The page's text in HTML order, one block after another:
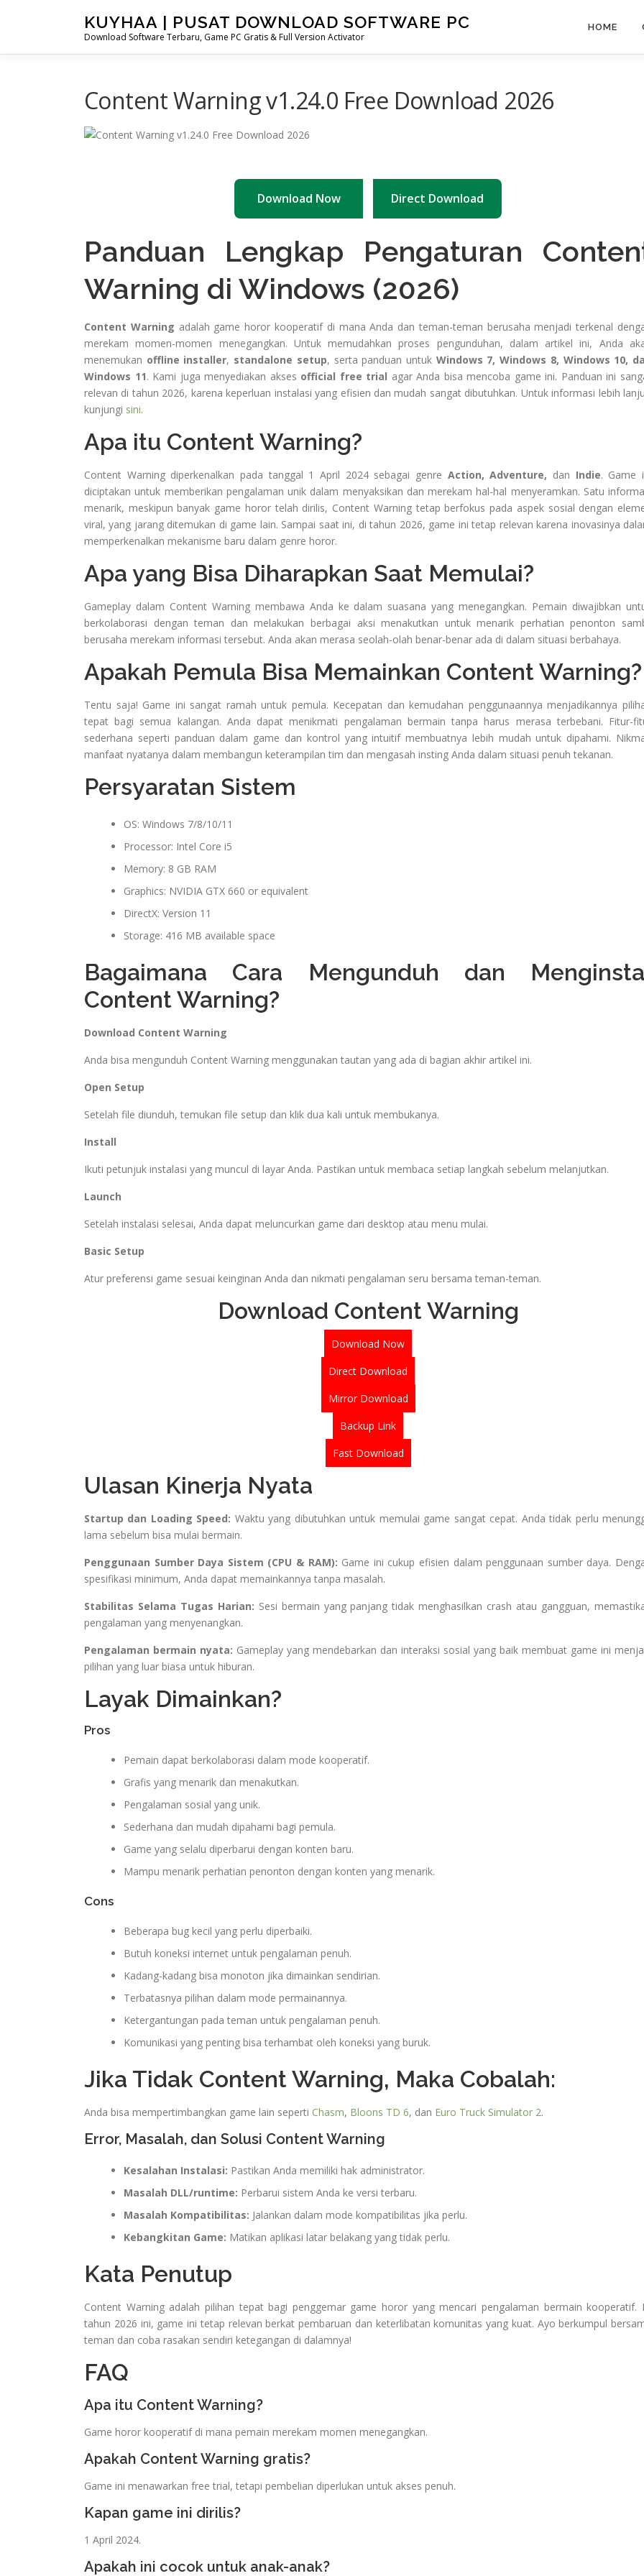
KUYHAA | PUSAT DOWNLOAD SOFTWARE PC
Download Software Terbaru, Game PC Gratis & Full Version Activator
HOME
Content Warning v1.24.0 Free Download 2026
Download Now Direct Download
Panduan Lengkap Pengaturan
Warning di Windows (2026)
Content Warning adalah game horor kooperatif di mana Anda dan teman-teman berusaha menjadi terkenal
merekam momen-momen menegangkan. Untuk memudahkan proses pengunduhan, dalam artikel ini, Anda
menemukan offline installer, standalone setup, serta panduan untuk Windows 7, Windows 8, Windows 10,
Windows 11. Kami juga menyediakan akses official free trial agar Anda bisa mencoba game ini. Panduan ini
relevan di tahun 2026, karena keperluan instalasi yang efisien dan mudah sangat dibutuhkan. Untuk informasi lebih
kunjungi sini.
Apa itu Content Warning?
Content Warning diperkenalkan pada tanggal 1 April 2024 sebagai genre Action, Adventure, dan Indie. Game
diciptakan untuk memberikan pengalaman unik dalam menyaksikan dan merekam hal-hal menyeramkan. Satu
menarik, meskipun banyak game horor telah dirilis, Content Warning tetap berfokus pada aspek sosial dengan
viral, yang jarang ditemukan di game lain. Sampai saat ini, di tahun 2026, game ini tetap relevan karena inovasinya
memperkenalkan mekanisme baru dalam genre horor.
Apa yang Bisa Diharapkan Saat Memulai?
Gameplay dalam Content Warning membawa Anda ke dalam suasana yang menegangkan. Pemain diwajibkan
berkolaborasi dengan teman dan melakukan berbagai aksi menakutkan untuk menarik perhatian penonton
berusaha merekam informasi tersebut. Anda akan merasa seolah-olah benar-benar ada di dalam situasi berbahaya.
Apakah Pemula Bisa Memainkan Content Warning?
Tentu saja! Game ini sangat ramah untuk pemula. Kecepatan dan kemudahan penggunaannya menjadikannya
tepat bagi semua kalangan. Anda dapat menikmati pengalaman bermain tanpa harus merasa terbebani. Fitur-
sederhana seperti panduan dalam game dan kontrol yang intuitif membuatnya lebih mudah untuk dipahami.
manfaat nyatanya dalam membangun keterampilan tim dan mengasah insting Anda dalam situasi penuh tekanan.
Persyaratan Sistem
OS: Windows 7/8/10/11
Processor: Intel Core i5
Memory: 8 GB RAM
Graphics: NVIDIA GTX 660 or equivalent
DirectX: Version 11
Storage: 416 MB available space
Bagaimana Cara Mengunduh dan
Content Warning?
Download Content Warning
Anda bisa mengunduh Content Warning menggunakan tautan yang ada di bagian akhir artikel ini.
Open Setup
Setelah file diunduh, temukan file setup dan klik dua kali untuk membukanya.
Install
Ikuti petunjuk instalasi yang muncul di layar Anda. Pastikan untuk membaca setiap langkah sebelum melanjutkan.
Launch
Setelah instalasi selesai, Anda dapat meluncurkan game dari desktop atau menu mulai.
Basic Setup
Atur preferensi game sesuai keinginan Anda dan nikmati pengalaman seru bersama teman-teman.
Download Content Warning
Download Now
Direct Download
Mirror Download
Backup Link
Fast Download
Ulasan Kinerja Nyata
Startup dan Loading Speed: Waktu yang dibutuhkan untuk memulai game sangat cepat. Anda tidak perlu
lama sebelum bisa mulai bermain.
Penggunaan Sumber Daya Sistem (CPU & RAM): Game ini cukup efisien dalam penggunaan sumber daya.
spesifikasi minimum, Anda dapat memainkannya tanpa masalah.
Stabilitas Selama Tugas Harian: Sesi bermain yang panjang tidak menghasilkan crash atau gangguan,
pengalaman yang menyenangkan.
Pengalaman bermain nyata: Gameplay yang mendebarkan dan interaksi sosial yang baik membuat game ini
pilihan yang luar biasa untuk hiburan.
Layak Dimainkan?
Pros
Pemain dapat berkolaborasi dalam mode kooperatif.
Grafis yang menarik dan menakutkan.
Pengalaman sosial yang unik.
Sederhana dan mudah dipahami bagi pemula.
Game yang selalu diperbarui dengan konten baru.
Mampu menarik perhatian penonton dengan konten yang menarik.
Cons
Beberapa bug kecil yang perlu diperbaiki.
Butuh koneksi internet untuk pengalaman penuh.
Kadang-kadang bisa monoton jika dimainkan sendirian.
Terbatasnya pilihan dalam mode permainannya.
Ketergantungan pada teman untuk pengalaman penuh.
Komunikasi yang penting bisa terhambat oleh koneksi yang buruk.
Jika Tidak Content Warning, Maka Cobalah:
Anda bisa mempertimbangkan game lain seperti Chasm, Bloons TD 6, dan Euro Truck Simulator 2.
Error, Masalah, dan Solusi Content Warning
Kesalahan Instalasi: Pastikan Anda memiliki hak administrator.
Masalah DLL/runtime: Perbarui sistem Anda ke versi terbaru.
Masalah Kompatibilitas: Jalankan dalam mode kompatibilitas jika perlu.
Kebangkitan Game: Matikan aplikasi latar belakang yang tidak perlu.
Kata Penutup
Content Warning adalah pilihan tepat bagi penggemar game horor yang mencari pengalaman bermain kooperatif.
tahun 2026 ini, game ini tetap relevan berkat pembaruan dan keterlibatan komunitas yang kuat. Ayo berkumpul
teman dan coba rasakan sendiri ketegangan di dalamnya!
FAQ
Apa itu Content Warning?
Game horor kooperatif di mana pemain merekam momen menegangkan.
Apakah Content Warning gratis?
Game ini menawarkan free trial, tetapi pembelian diperlukan untuk akses penuh.
Kapan game ini dirilis?
1 April 2024.
Apakah ini cocok untuk anak-anak?